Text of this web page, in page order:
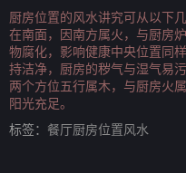
厨房位置的风水讲究可从以下
在南面，因南方属火，与厨房
物腐化，影响健康中央位置同
持洁净，厨房的秽气与湿气易
两个方位五行属木，与厨房火
阳光充足。
标签： 餐厅厨房位置风水